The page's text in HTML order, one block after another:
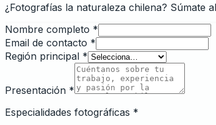
¿Fotografías la naturaleza chilena? Súmate
Nombre completo *
Email de contacto *
Región principal *
Presentación *
Especialidades fotográficas *